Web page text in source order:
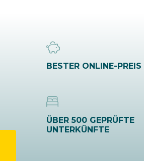
BESTER ONLINE-PREIS
ÜBER 500 GEPRÜFTE
UNTERKÜNFTE